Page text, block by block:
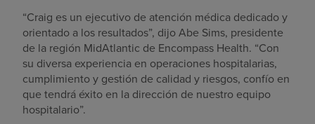
“Craig es un ejecutivo de atención médica dedicado y
orientado a los resultados”, dijo Abe Sims, presidente
de la región MidAtlantic de Encompass Health. “Con
su diversa experiencia en operaciones hospitalarias,
cumplimiento y gestión de calidad y riesgos, confío en
que tendrá éxito en la dirección de nuestro equipo
hospitalario”.